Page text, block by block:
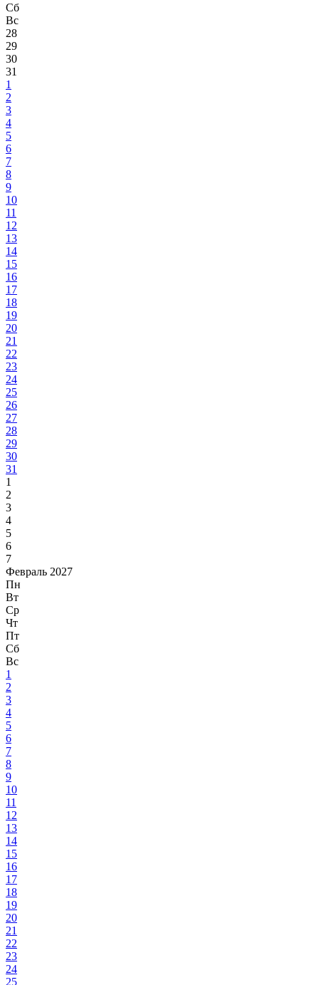
Сб
Вс
28
29
30
31
1
2
3
4
5
6
7
8
9
10
11
12
13
14
15
16
17
18
19
20
21
22
23
24
25
26
27
28
29
30
31
1
2
3
4
5
6
7
Февраль 2027
Пн
Вт
Ср
Чт
Пт
Сб
Вс
1
2
3
4
5
6
7
8
9
10
11
12
13
14
15
16
17
18
19
20
21
22
23
24
25